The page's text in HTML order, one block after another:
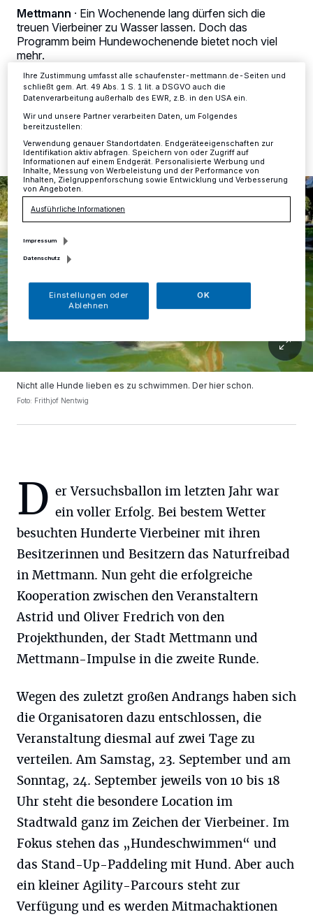
Mettmann · Ein Wochenende lang dürfen sich die
treuen Vierbeiner zu Wasser lassen. Doch das
Programm beim Hundewochenende bietet noch viel
mehr.
22.09.2023 , 13:29 Uhr Eine Minute Lesezeit
Nicht alle Hunde lieben es zu schwimmen. Der hier schon.
Foto: Frithjof Nentwig
D er Versuchsballon im letzten Jahr war
ein voller Erfolg. Bei bestem Wetter
besuchten Hunderte Vierbeiner mit ihren
Besitzerinnen und Besitzern das Naturfreibad
in Mettmann. Nun geht die erfolgreiche
Kooperation zwischen den Veranstaltern
Astrid und Oliver Fredrich von den
Projekthunden, der Stadt Mettmann und
Mettmann-Impulse in die zweite Runde.
Wegen des zuletzt großen Andrangs haben sich
die Organisatoren dazu entschlossen, die
Veranstaltung diesmal auf zwei Tage zu
verteilen. Am Samstag, 23. September und am
Sonntag, 24. September jeweils von 10 bis 18
Uhr steht die besondere Location im
Stadtwald ganz im Zeichen der Vierbeiner. Im
Fokus stehen das „Hundeschwimmen“ und
das Stand-Up-Paddeling mit Hund. Aber auch
ein kleiner Agility-Parcours steht zur
Verfügung und es werden Mitmachaktionen
dieses Menü jederzeit wieder aufrufen, um Ihre Einstellungen zu
ändern oder Ihre Einwilligung zu widerrufen, indem Sie auf den Link
Einstellungen oder Ablehnen am unteren Rand der Webseite klicken.
Ihre Einstellungen gelten innerhalb unseres Website. Weitere
Informationen finden Sie in unserer Datenschutzerklärung.
Ihre Zustimmung umfasst alle schaufenster-mettmann.de-Seiten und
schließt gem. Art. 49 Abs. 1 S. 1 lit. a DSGVO auch die
Datenverarbeitung außerhalb des EWR, z.B. in den USA ein.
Wir und unsere Partner verarbeiten Daten, um Folgendes
bereitzustellen:
Verwendung genauer Standortdaten. Endgeräteeigenschaften zur
Identifikation aktiv abfragen. Speichern von oder Zugriff auf
Informationen auf einem Endgerät. Personalisierte Werbung und
Inhalte, Messung von Werbeleistung und der Performance von
Inhalten, Zielgruppenforschung sowie Entwicklung und Verbesserung
von Angeboten.
Ausführliche Informationen
Impressum
Datenschutz
Einstellungen oder
Ablehnen
OK